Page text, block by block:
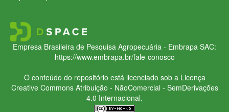
Empresa Brasileira de Pesquisa Agropecuária - Embrapa SAC:
https://www.embrapa.br/fale-conosco
O conteúdo do repositório está licenciado sob a Licença
Creative CommonsAtribuição - NãoComercial - SemDerivações
4.0 Internacional.